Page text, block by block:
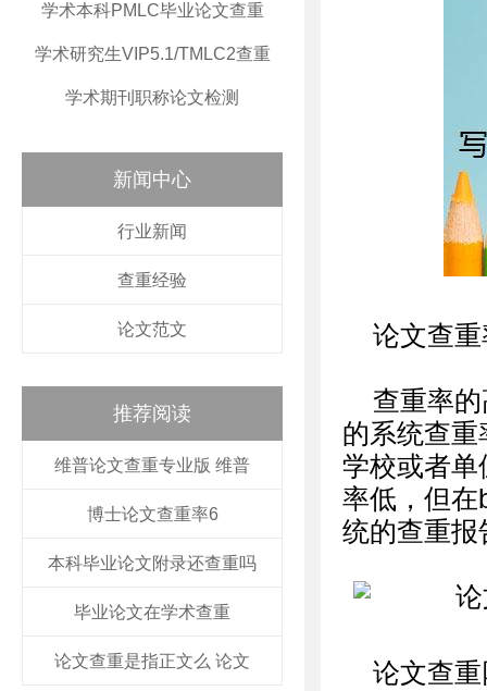
学术本科PMLC毕业论文查重
学术研究生VIP5.1/TMLC2查重
学术期刊职称论文检测
新闻中心
行业新闻
查重经验
论文范文
推荐阅读
维普论文查重专业版 维普
博士论文查重率6
本科毕业论文附录还查重吗
毕业论文在学术查重
论文查重是指正文么 论文
论文查
查重率
的系统查
学校或者单
率低，但在
统的查重报
论文查